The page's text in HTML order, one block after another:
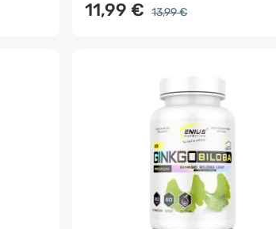
11,99 € 13,99 €